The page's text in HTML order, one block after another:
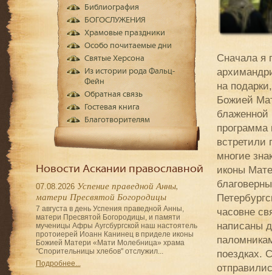
Сначала я
на
Божией
блаженной
встретили
многие
иконы
часовне
написаны
поездках.
Библиография
БОГОСЛУЖЕНИЯ
Храмовые праздники
Особо почитаемые дни
Святые Херсона
Из истории рода Фальц-
Фейн
Обратная связь
Гостевая книга
Благотворителям
Новости Аскании православной
07.08.2026 Успение праведной Анны,
матери Пресвятой Богородицы
7 августа в день Успения праведной Анны,
матери Пресвятой Богородицы, и памяти
мученицы Афры Аугсбургской наш настоятель
протоиерей Иоанн Канинец в приделе иконы
Божией Матери «Мати Молебница» храма
"Спорительницы хлебов" отслужил...
Подробнее...